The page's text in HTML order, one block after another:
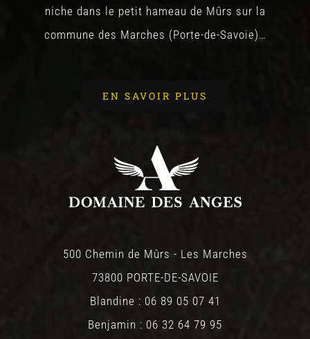
niche dans le petit hameau de Mûrs sur la
commune des Marches (Porte-de-Savoie)…
EN SAVOIR PLUS
500 Chemin de Mûrs - Les Marches
73800 PORTE-DE-SAVOIE
Blandine : 06 89 05 07 41
Benjamin : 06 32 64 79 95